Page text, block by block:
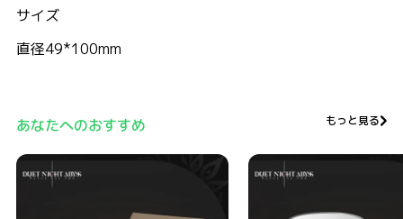
サイズ
直径49*100mm
あなたへのおすすめ もっと見る